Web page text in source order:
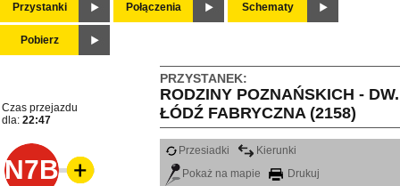
Przystanki Połączenia Schematy
Pobierz
PRZYSTANEK:
RODZINY POZNAŃSKICH - DW.
ŁÓDŹ FABRYCZNA (2158)
Czas przejazdu
dla: 22:47
N7B
Przesiadki
Kierunki
Pokaż na mapie
Drukuj